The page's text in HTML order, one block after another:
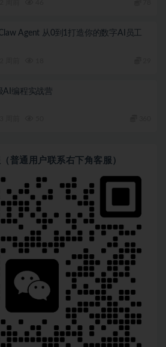
Agent 从0到1打造你的数字AI员工
AI编程实战营
普通用户联系右下角客服）